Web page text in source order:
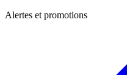
Alertes et promotions